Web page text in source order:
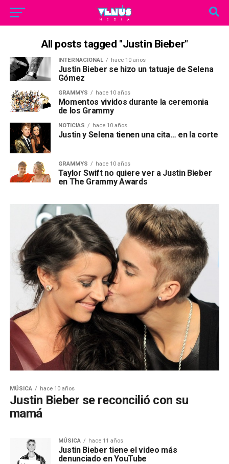
All posts tagged "Justin Bieber"
INTERNACIONAL hace 10 años
Justin Bieber se hizo un tatuaje de Selena
Gómez
GRAMMYS hace 10 años
Momentos vividos durante la ceremonia
de los Grammy
NOTICIAS hace 10 años
Justin y Selena tienen una cita… en la corte
GRAMMYS hace 10 años
Taylor Swift no quiere ver a Justin Bieber
en The Grammy Awards
MÚSICA hace 10 años
Justin Bieber se reconcilió con su
mamá
MÚSICA hace 11 años
Justin Bieber tiene el video más
denunciado en YouTube